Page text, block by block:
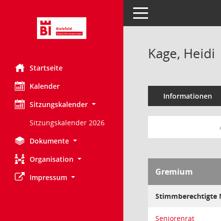
Startseite
Kalender
Sitzungskalender
Sitzungskalender 2026
Dokumente
Organisation
Impressum
Toggle navigation
Kage, Heidi
Informationen
Gremium
Stimmberechtigte
Seniorenrat